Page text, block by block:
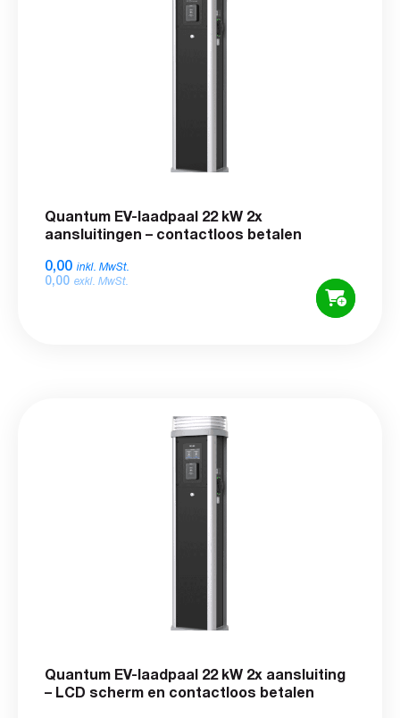
Quantum EV-laadpaal 22 kW 2x
aansluitingen – contactloos betalen
0,00 inkl. MwSt.
0,00 exkl. MwSt.
Quantum EV-laadpaal 22 kW 2x aansluiting
– LCD scherm en contactloos betalen